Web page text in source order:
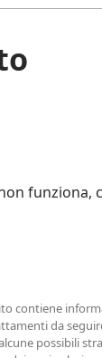
funziona,
contiene
da
possibili